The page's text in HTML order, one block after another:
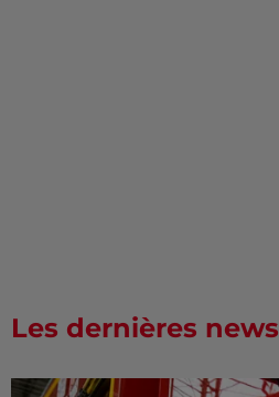
Les dernières news